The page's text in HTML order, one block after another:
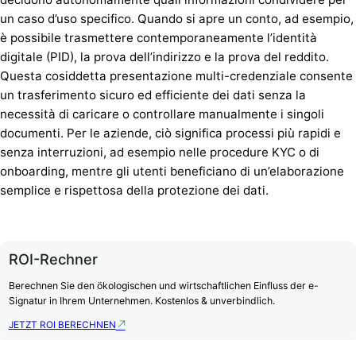
un caso d’uso specifico. Quando si apre un conto, ad esempio,
è possibile trasmettere contemporaneamente l’identità
digitale (PID), la prova dell’indirizzo e la prova del reddito.
Questa cosiddetta presentazione multi-credenziale consente
un trasferimento sicuro ed efficiente dei dati senza la
necessità di caricare o controllare manualmente i singoli
documenti. Per le aziende, ciò significa processi più rapidi e
senza interruzioni, ad esempio nelle procedure KYC o di
onboarding, mentre gli utenti beneficiano di un’elaborazione
semplice e rispettosa della protezione dei dati.
ROI-Rechner
Berechnen Sie den ökologischen und wirtschaftlichen Einfluss der e-
Signatur in Ihrem Unternehmen. Kostenlos & unverbindlich.
JETZT ROI BERECHNEN